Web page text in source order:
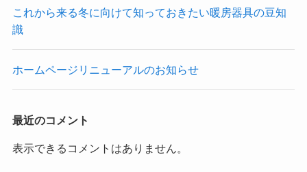
これから来る冬に向けて知っておきたい暖房器具の豆知
識
ホームページリニューアルのお知らせ
最近のコメント
表示できるコメントはありません。